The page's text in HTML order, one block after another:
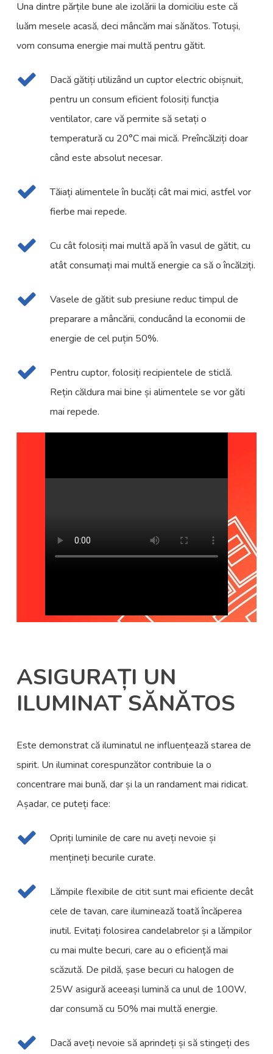
Una dintre părțile bune ale izolării la domiciliu este că
luăm mesele acasă, deci mâncăm mai sănătos. Totuși,
vom consuma energie mai multă pentru gătit.
Dacă gătiți utilizând un cuptor electric obișnuit,
pentru un consum eficient folosiți funcția
ventilator, care vă permite să setați o
temperatură cu 20°C mai mică. Preîncălziți doar
când este absolut necesar.
Tăiați alimentele în bucăți cât mai mici, astfel vor
fierbe mai repede.
Cu cât folosiți mai multă apă în vasul de gătit, cu
atât consumați mai multă energie ca să o încălziți.
Vasele de gătit sub presiune reduc timpul de
preparare a mâncării, conducând la economii de
energie de cel puțin 50%.
Pentru cuptor, folosiți recipientele de sticlă.
Rețin căldura mai bine și alimentele se vor găti
mai repede.
ASIGURAȚI UN
ILUMINAT SĂNĂTOS
Este demonstrat că iluminatul ne influențează starea de
spirit. Un iluminat corespunzător contribuie la o
concentrare mai bună, dar și la un randament mai ridicat.
Așadar, ce puteți face:
Opriți luminile de care nu aveți nevoie și
mențineți becurile curate.
Lămpile flexibile de citit sunt mai eficiente decât
cele de tavan, care iluminează toată încăperea
inutil. Evitați folosirea candelabrelor și a lămpilor
cu mai multe becuri, care au o eficiență mai
scăzută. De pildă, șase becuri cu halogen de
25W asigură aceeași lumină ca unul de 100W,
dar consumă cu 50% mai multă energie.
Dacă aveți nevoie să aprindeți și să stingeți des